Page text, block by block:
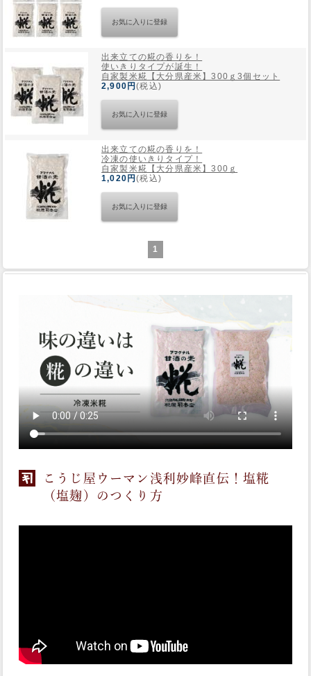
出来立ての糀の香りを！
使いきりタイプが誕生！
自家製米糀【大分県産米】300ｇ3個セット
2,900円(税込)
出来立ての糀の香りを！
冷凍の使いきりタイプ！
自家製米糀【大分県産米】300ｇ
1,020円(税込)
1
こうじ屋ウーマン浅利妙峰直伝！塩糀
（塩麹）のつくり方